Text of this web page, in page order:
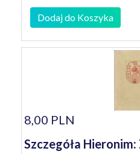
Dodaj do Koszyka
8,00 PLN
Szczegóła